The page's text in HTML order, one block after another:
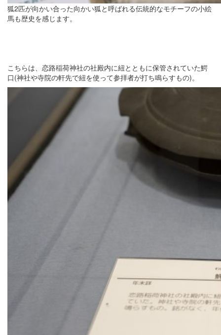
狐2匹が向かい合った向かい狐と呼ばれる伝統的なモチーフの小絵
馬も歴史を感じます。
こちらは、恋路稲荷神社の社殿内に紐とともに保管されていた鰐
口(神社や寺院の軒先で紐を使って参拝者が打ち鳴らすもの)。